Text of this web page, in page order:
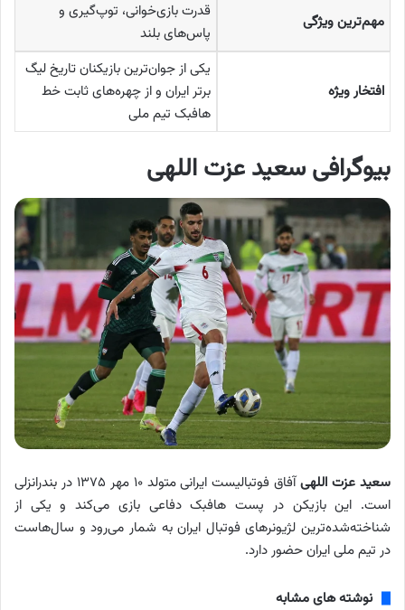
مهم‌ترین ویژگی
قدرت بازی‌خوانی، توپ‌گیری و
پاس‌های بلند
افتخار ویژه
یکی از جوان‌ترین بازیکنان تاریخ لیگ
برتر ایران و از چهره‌های ثابت خط
هافبک تیم ملی
بیوگرافی سعید عزت اللهی
سعید عزت اللهی
آفاق فوتبالیست ایرانی متولد ۱۰ مهر ۱۳۷۵ در بندرانزلی
است. این بازیکن در پست هافبک دفاعی بازی می‌کند و یکی از
شناخته‌شده‌ترین لژیونرهای فوتبال ایران به شمار می‌رود و سال‌هاست
در تیم ملی ایران حضور دارد.
نوشته های مشابه